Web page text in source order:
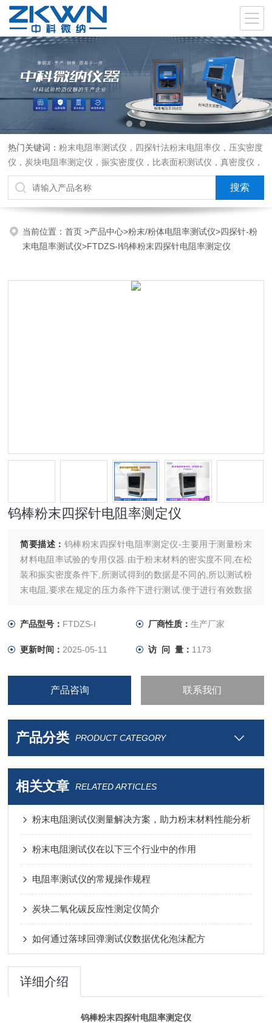
热门关键词：粉末电阻率测试仪，四探针法粉末电阻率仪，压实密度
仪，炭块电阻率测定仪，振实密度仪，比表面积测试仪，真密度仪，
炭块热膨胀仪，炭块透气率仪，炭块二氧化碳反应测定仪
当前位置：首页>产品中心>粉末/粉体电阻率测试仪>四探针-粉
末电阻率测试仪>FTDZS-I钨棒粉末四探针电阻率测定仪
钨棒粉末四探针电阻率测定仪
简要描述： 钨棒粉末四探针电阻率测定仪-主要用于测量粉末
材料电阻率试验的专用仪器.由于粉末材料的密实度不同,在松
装和振实密度条件下,所测试得到的数据是不同的,所以测试粉
末电阻,要求在规定的压力条件下进行测试.便于进行有效数据
产品型号： FTDZS-I 厂商性质： 生产厂家
更新时间： 2025-05-11 访 问 量： 1173
产品咨询 联系我们
产品分类 PRODUCT CATEGORY
相关文章 RELATED ARTICLES
粉末电阻测试仪测量解决方案，助力粉末材料性能分析
粉末电阻测试仪在以下三个行业中的作用
电阻率测试仪的常规操作规程
炭块二氧化碳反应性测定仪简介
如何通过落球回弹测试仪数据优化泡沫配方
详细介绍
钨棒粉末四探针电阻率测定仪